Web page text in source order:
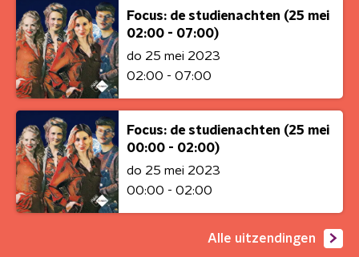
Focus: de studienachten (25 mei
02:00 - 07:00)
do 25 mei 2023
02:00 - 07:00
Focus: de studienachten (25 mei
00:00 - 02:00)
do 25 mei 2023
00:00 - 02:00
Alle uitzendingen